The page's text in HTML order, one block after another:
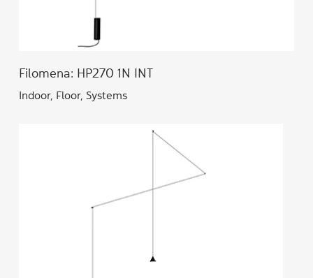
Filomena: HP270 1N INT
Indoor, Floor, Systems